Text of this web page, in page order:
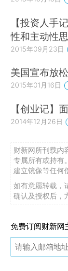
【投资人手
性和主动性
2015年09月23日
美国宣布放
2015年01月16日
【创业记】
2014年12月26日
财新网所刊载内
专属所有或持有
建立镜像等任何
如有意愿转载，
确认及授权后，
免费订阅财新网